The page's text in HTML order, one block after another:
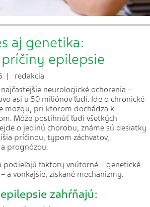
aj genetika:
epilepsie
| redakcia
neurologické ochorenia –
asi u 50 miliónov ľudí. Ide o chronické
mozgu, pri ktorom dochádza k
Môže postihnúť ľudí všetkých
o jedinú chorobu, známe sú desiatky
príčinou, typom záchvatov,
prognózou.
podieľajú faktory vnútorné – genetické
a vonkajšie, získané mechanizmy.
zahŕňajú: